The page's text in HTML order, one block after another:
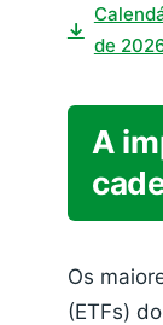
↓
de
A
Os
(ETFs)